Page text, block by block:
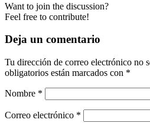
Want to join the discussion?
Feel free to contribute!
Deja un comentario
Tu dirección de correo electrónico no
obligatorios están marcados con *
Nombre *
Correo electrónico *